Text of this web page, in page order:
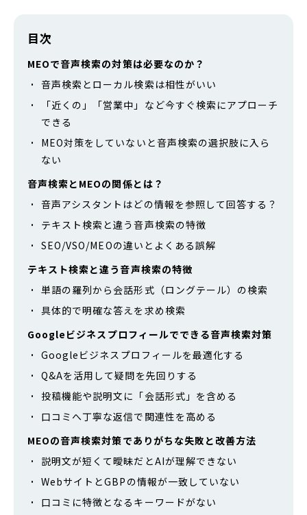
目次
MEOで音声検索の対策は必要なのか？
音声検索とローカル検索は相性がいい
「近くの」「営業中」など今すぐ検索にアプローチ
できる
MEO対策をしていないと音声検索の選択肢に入ら
ない
音声検索とMEOの関係とは？
音声アシスタントはどの情報を参照して回答する？
テキスト検索と違う音声検索の特徴
SEO/VSO/MEOの違いとよくある誤解
テキスト検索と違う音声検索の特徴
単語の羅列から会話形式（ロングテール）の検索
具体的で明確な答えを求め検索
Googleビジネスプロフィールでできる音声検索対策
Googleビジネスプロフィールを最適化する
Q&Aを活用して疑問を先回りする
投稿機能や説明文に「会話形式」を含める
口コミへ丁寧な返信で関連性を高める
MEOの音声検索対策でありがちな失敗と改善方法
説明文が短くて曖昧だとAIが理解できない
WebサイトとGBPの情報が一致していない
口コミに特徴となるキーワードがない